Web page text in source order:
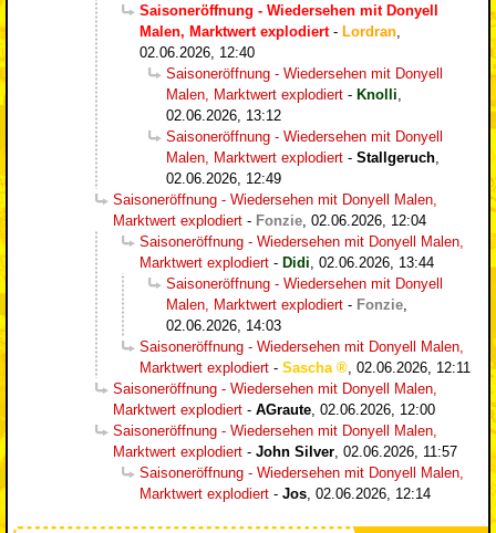
Saisoneröffnung - Wiedersehen mit Donyell
Malen, Marktwert explodiert- Lordran,
02.06.2026, 12:40
Saisoneröffnung - Wiedersehen mit Donyell
Malen, Marktwert explodiert - Knolli,
02.06.2026, 13:12
Saisoneröffnung - Wiedersehen mit Donyell
Malen, Marktwert explodiert - Stallgeruch,
02.06.2026, 12:49
Saisoneröffnung - Wiedersehen mit Donyell Malen,
Marktwert explodiert - Fonzie, 02.06.2026, 12:04
Saisoneröffnung - Wiedersehen mit Donyell Malen,
Marktwert explodiert - Didi, 02.06.2026, 13:44
Saisoneröffnung - Wiedersehen mit Donyell
Malen, Marktwert explodiert - Fonzie,
02.06.2026, 14:03
Saisoneröffnung - Wiedersehen mit Donyell Malen,
Marktwert explodiert - Sascha , 02.06.2026, 12:11
Saisoneröffnung - Wiedersehen mit Donyell Malen,
Marktwert explodiert - AGraute, 02.06.2026, 12:00
Saisoneröffnung - Wiedersehen mit Donyell Malen,
Marktwert explodiert - John Silver, 02.06.2026, 11:57
Saisoneröffnung - Wiedersehen mit Donyell Malen,
Marktwert explodiert - Jos, 02.06.2026, 12:14